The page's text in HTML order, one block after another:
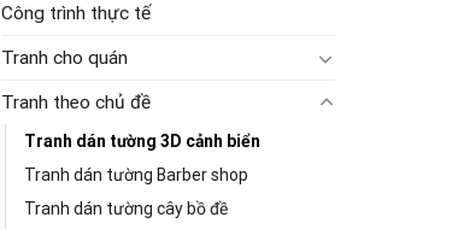
Công trình thực tế
Tranh cho quán
Tranh theo chủ đề
Tranh dán tường 3D cảnh biển
Tranh dán tường Barber shop
Tranh dán tường cây bồ đề